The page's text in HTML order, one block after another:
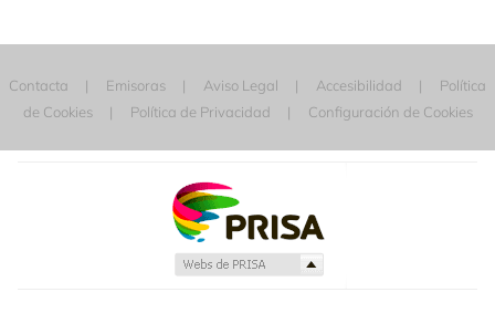
Contacta Emisoras Aviso Legal Accesibilidad
Política
de Cookies
Política de Privacidad Configuración de Cookies